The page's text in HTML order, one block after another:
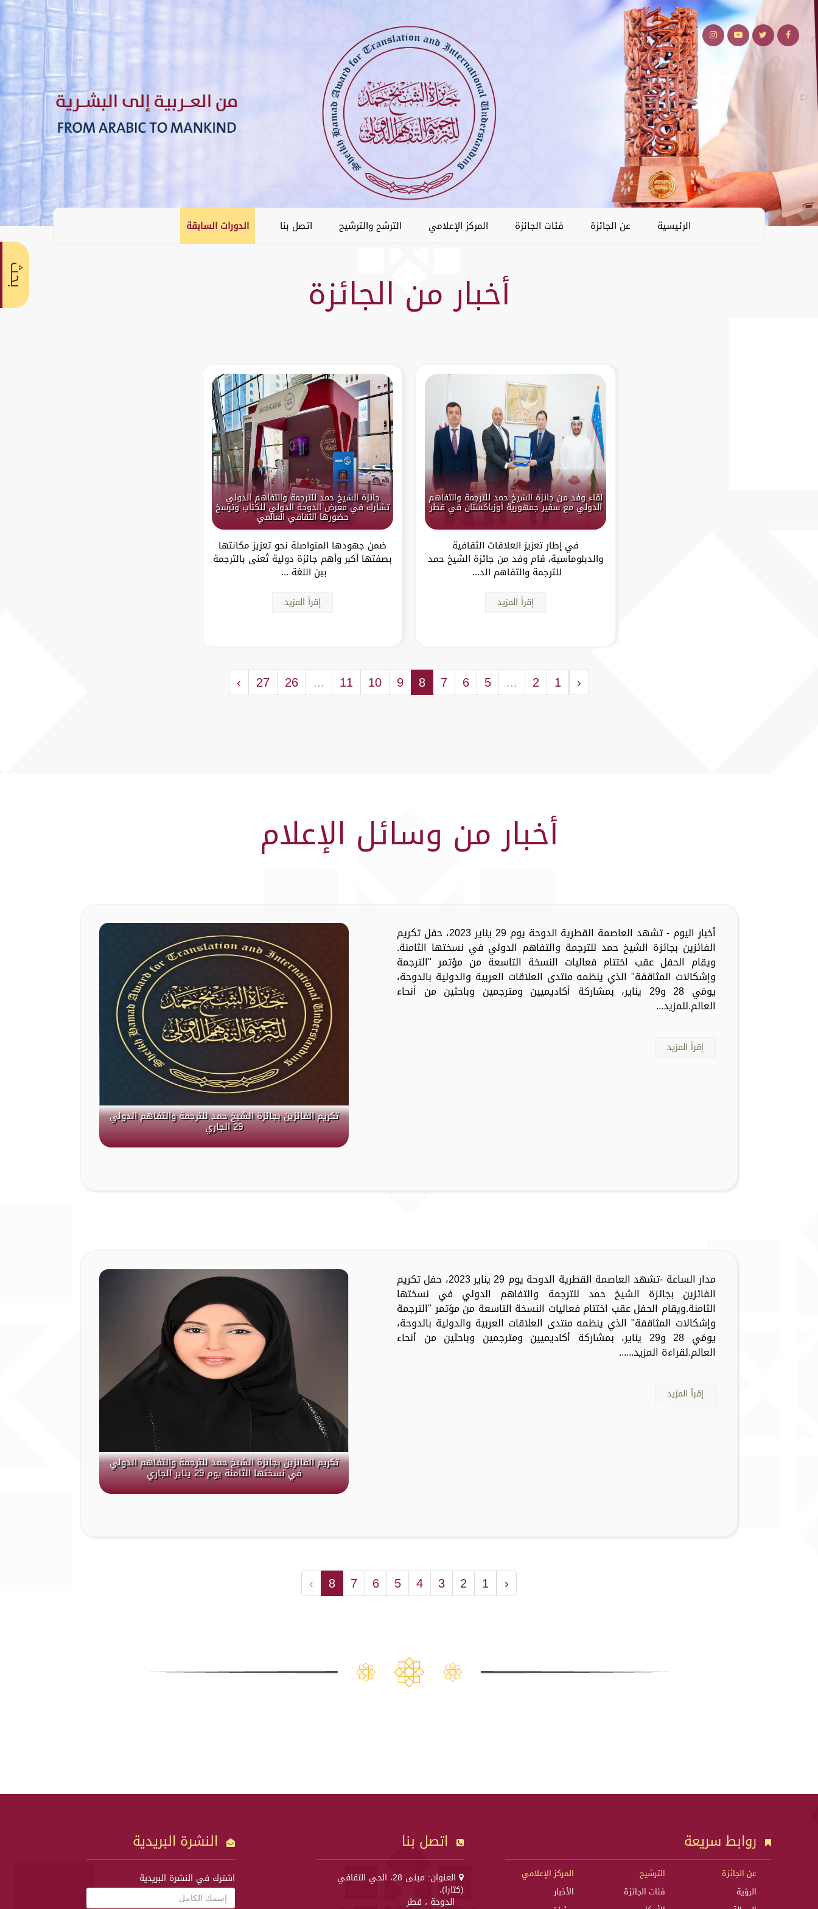
الرئيسية عن الجائزة فئات الجائزة المركز الإعلامي الترشح والترشيح اتصل بنا الدورات السابقة
أخبار من الجائزة
لقاء وفد من جائزة الشيخ حمد للترجمة والتفاهم
الدولي مع سفير جمهورية أوزباكستان في قطر
في إطار تعزيز العلاقات الثقافية
والدبلوماسية، قام وفد من جائزة الشيخ حمد
للترجمة والتفاهم الد...
إقرأ المزيد
جائزة الشيخ حمد للترجمة والتفاهم الدولي
تشارك في معرض الدوحة الدولي للكتاب وترسخ
حضورها الثقافي العالمي
ضمن جهودها المتواصلة نحو تعزيز مكانتها
بصفتها أكبر وأهم جائزة دولية تُعنى بالترجمة
بين اللغة ...
إقرأ المزيد
‹
1
2
...
5
6
7
8
9
10
11
...
26
27
›
أخبار من وسائل الإعلام
تكريم الفائزين بجائزة الشيخ حمد للترجمة والتفاهم الدولي
29 الجاري
أخبار اليوم - تشهد العاصمة القطرية الدوحة يوم 29 يناير 2023، حفل تكريم
الفائزين بجائزة الشيخ حمد للترجمة والتفاهم الدولي في نسختها الثامنة.
ويقام الحفل عقب اختتام فعاليات النسخة التاسعة من مؤتمر "الترجمة
وإشكالات المثاقفة" الذي ينظمه منتدى العلاقات العربية والدولية بالدوحة،
يومَي 28 و29 يناير، بمشاركة أكاديميين ومترجمين وباحثين من أنحاء
العالم.للمزيد...
إقرأ المزيد
تكريم الفائزين بجائزة الشيخ حمد للترجمة والتفاهم الدولي
في نسختها الثامنة يوم 29 يناير الجاري
مدار الساعة -تشهد العاصمة القطرية الدوحة يوم 29 يناير 2023، حفل تكريم
الفائزين بجائزة الشيخ حمد للترجمة والتفاهم الدولي في نسختها
الثامنة.ويقام الحفل عقب اختتام فعاليات النسخة التاسعة من مؤتمر "الترجمة
وإشكالات المثاقفة" الذي ينظمه منتدى العلاقات العربية والدولية بالدوحة،
يومَي 28 و29 يناير، بمشاركة أكاديميين ومترجمين وباحثين من أنحاء
العالم.لقراءة المزيد......
إقرأ المزيد
‹
1
2
3
4
5
6
7
8
›
بحث
روابط سريعة
عن الجائزة
الرؤية
الترشيح
فئات الجائزة
المركز الإعلامي
الأخبار
اتصل بنا
العنوان: مبنى 28، الحي الثقافي
(كتارا)،
الدوحة ، قطر
النشرة البريدية
اشترك في النشرة البريدية